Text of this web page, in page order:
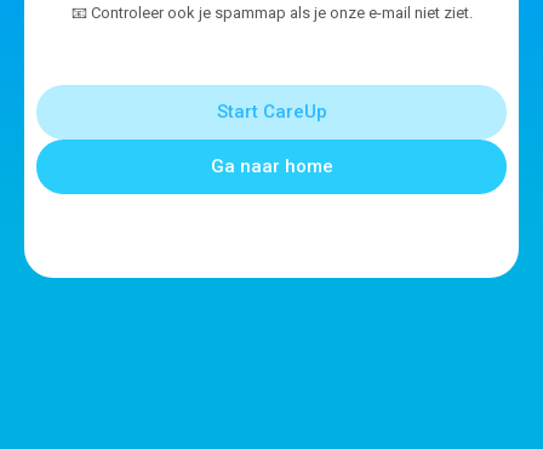
📧 Controleer ook je spammap als je onze e-mail niet ziet.
Start CareUp
Ga naar home